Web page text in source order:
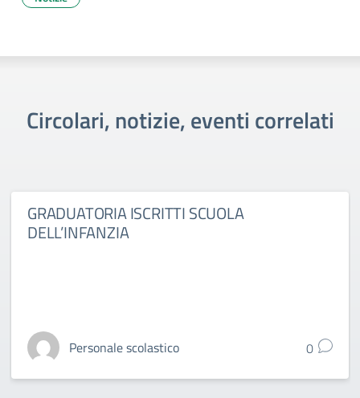
Circolari, notizie, eventi correlati
GRADUATORIA ISCRITTI SCUOLA
DELL’INFANZIA
Personale scolastico 0